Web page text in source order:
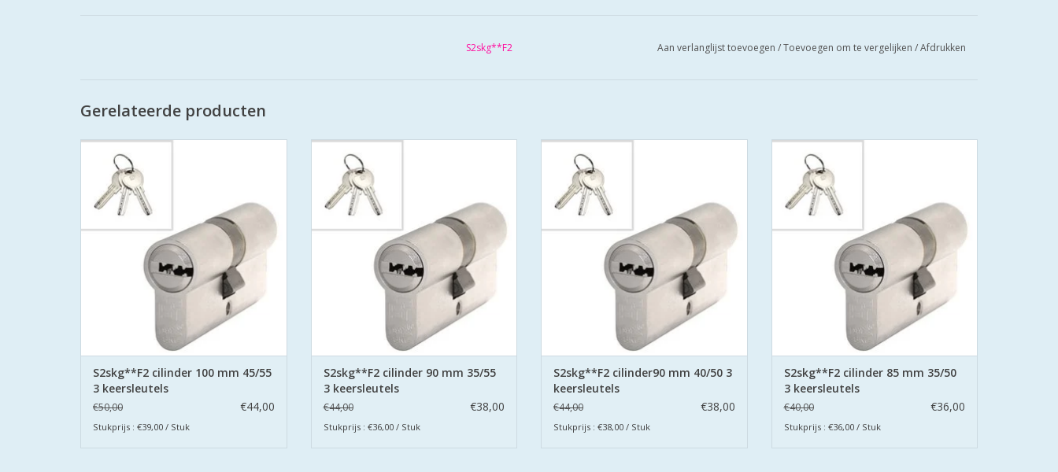
S2skg**F2 Aan verlanglijst toevoegen /Toevoegen om te vergelijken /Afdrukken
Gerelateerde producten
gecertificeerd volgens Politie Keurmerk
De cilinders zijn uitgevoerd met
boorbeveiliging aan beide zijden.
TOEVOEGEN AAN WINKELWAGEN
S2skg**F2 cilinder 100 mm 45/55
3 keersleutels
€50,00 €44,00
Stukprijs : €39,00 / Stuk
De S2 veiligheidscilinders zijn SKG
gecertificeerd volgens Politie Keurmerk
De cilinders zijn uitgevoerd met
boorbeveiliging aan beide zijden.
TOEVOEGEN AAN WINKELWAGEN
S2skg**F2 cilinder 90 mm 35/55
3 keersleutels
€44,00 €38,00
Stukprijs : €36,00 / Stuk
gecertificeerd volgens Politie Keurmerk
De cilinders zijn uitgevoerd met
boorbeveiliging aan beide zijden.
TOEVOEGEN AAN WINKELWAGEN
S2skg**F2 cilinder90 mm 40/50 3
keersleutels
€44,00 €38,00
Stukprijs : €38,00 / Stuk
De S2 veiligheidscilinders zijn SKG
gecertificeerd volgens Politie Keurmerk
De cilinders zijn uitgevoerd met
boorbeveiliging aan beide zijden.
TOEVOEGEN AAN WINKELWAGEN
S2skg**F2 cilinder 85 mm 35/50
3 keersleutels
€40,00 €36,00
Stukprijs : €36,00 / Stuk